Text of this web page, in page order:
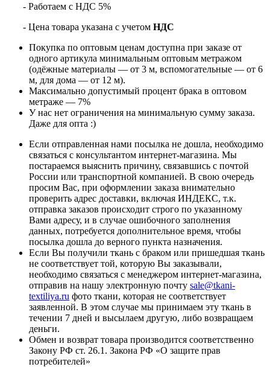
- Работаем с НДС 5%
- Цена товара указана с учетом НДС
Покупка по оптовым ценам доступна при заказе от
одного артикула минимальным оптовым метражом
(одёжные материалы — от 3 м, вспомогательные — от 6
м, для дома — от 12 м).
Максимально допустимый процент брака в оптовом
метраже — 7%
У нас нет ограничения на минимальную сумму заказа.
Даже для опта :)
Если отправленная нами посылка не дошла, необходимо
связаться с консультантом интернет-магазина. Мы
постараемся выяснить причину, связавшись с почтой
России или транспортной компанией. В свою очередь
просим Вас, при оформлении заказа внимательно
проверить адрес доставки, включая ИНДЕКС, т.к.
отправка заказов происходит строго по указанному
Вами адресу, и в случае ошибочного заполнения
данных, потребуется дополнительное время, чтобы
посылка дошла до верного пункта назначения.
Если Вы получили ткань с браком или пришедшая ткань
не соответствует той, которую Вы заказывали,
необходимо связаться с менеджером интернет-магазина,
отправив на нашу электронную почту sale@tkani-
textiliya.ru фото ткани, которая не соответствует
заявленной. В этом случае мы принимаем эту ткань в
течении 7 дней и высылаем другую, либо возвращаем
деньги.
Обмен и возврат товара производится соответственно
Закону РФ ст. 26.1. Закона РФ «О защите прав
потребителей»